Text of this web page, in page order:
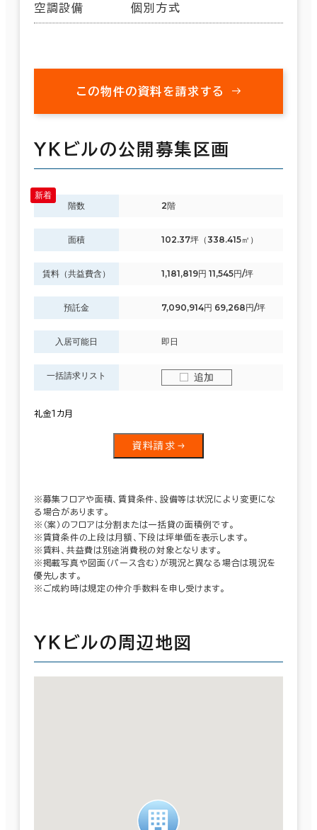
空調設備 個別方式
この物件の資料を請求する
ＹＫビルの公開募集区画
階数 2階
面積 102.37坪（338.415㎡）
賃料（共益費含） 1,181,819円 11,545円/坪
預託金 7,090,914円 69,268円/坪
入居可能日 即日
一括請求リスト 追加
礼金１カ月
資料請求
※募集フロアや面積、賃貸条件、設備等は状況により変更にな
る場合があります。
※（案）のフロアは分割または一括貸の面積例です。
※賃貸条件の上段は月額、下段は坪単価を表示します。
※賃料、共益費は別途消費税の対象となります。
※掲載写真や図面（パース含む）が現況と異なる場合は現況を
優先します。
※ご成約時は規定の仲介手数料を申し受けます。
ＹＫビルの周辺地図